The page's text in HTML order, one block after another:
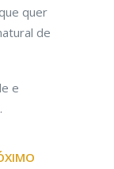
quer
de
e